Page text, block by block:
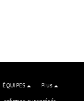
ÉQUIPES
Plus